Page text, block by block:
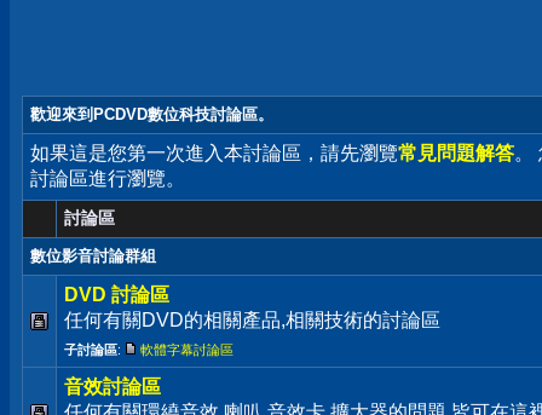
歡迎來到PCDVD數位科技討論區。
如果這是您第一次進入本討論區，請先瀏覽常見問題解答。
討論區進行瀏覽。
討論區
數位影音討論群組
DVD 討論區
任何有關DVD的相關產品,相關技術的討論區
子討論區: 軟體字幕討論區
音效討論區